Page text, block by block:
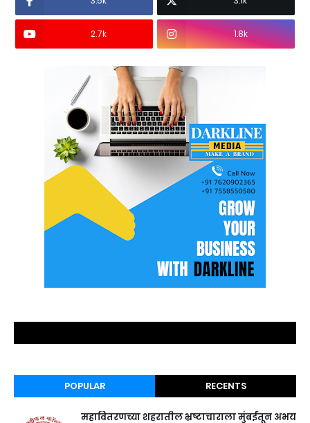
2.7k 1.8k
POPULAR RECENTS
महावितरणच्या शहरातील भ्रष्टाचाराला मुंबईतून अभय